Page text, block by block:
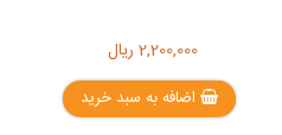
2,200,000 ریال
اضافه به سبد خرید